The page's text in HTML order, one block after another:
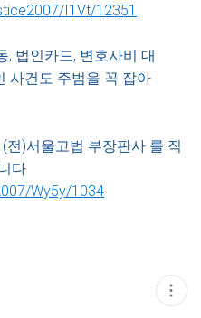
I1Vt/12351
, 법인카드, 변호사비 대
사건도 주범을 꼭 잡아
전)서울고법 부장판사 를 직
다
Wy5y/1034
현
재